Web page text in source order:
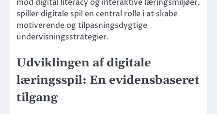
mod digital literacy og interaktive læringsmiljøer,
spiller digitale spil en central rolle i at skabe
motiverende og tilpasningsdygtige
undervisningsstrategier.
Udviklingen af digitale
læringsspil: En evidensbaseret
tilgang